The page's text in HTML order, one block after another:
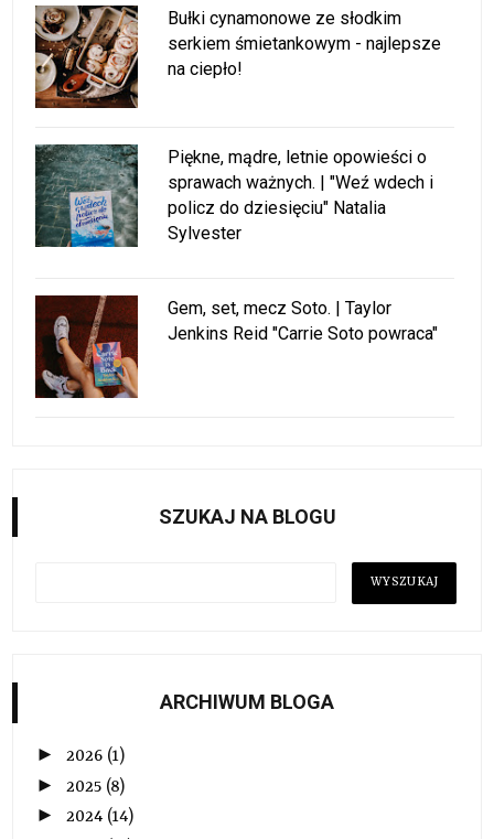
Bułki cynamonowe ze słodkim
serkiem śmietankowym - najlepsze
na ciepło!
Piękne, mądre, letnie opowieści o
sprawach ważnych. | "Weź wdech i
policz do dziesięciu" Natalia
Sylvester
Gem, set, mecz Soto. | Taylor
Jenkins Reid "Carrie Soto powraca"
SZUKAJ NA BLOGU
ARCHIWUM BLOGA
►2026 (1)
► 2025 (8)
►2024 (14)